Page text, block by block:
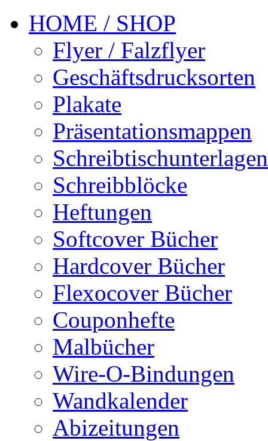
HOME / SHOP
Flyer / Falzflyer
Geschäftsdrucksorten
Plakate
Präsentationsmappen
Schreibtischunterlagen
Schreibblöcke
Heftungen
Softcover Bücher
Hardcover Bücher
Flexocover Bücher
Couponhefte
Malbücher
Wire-O-Bindungen
Wandkalender
Abizeitungen